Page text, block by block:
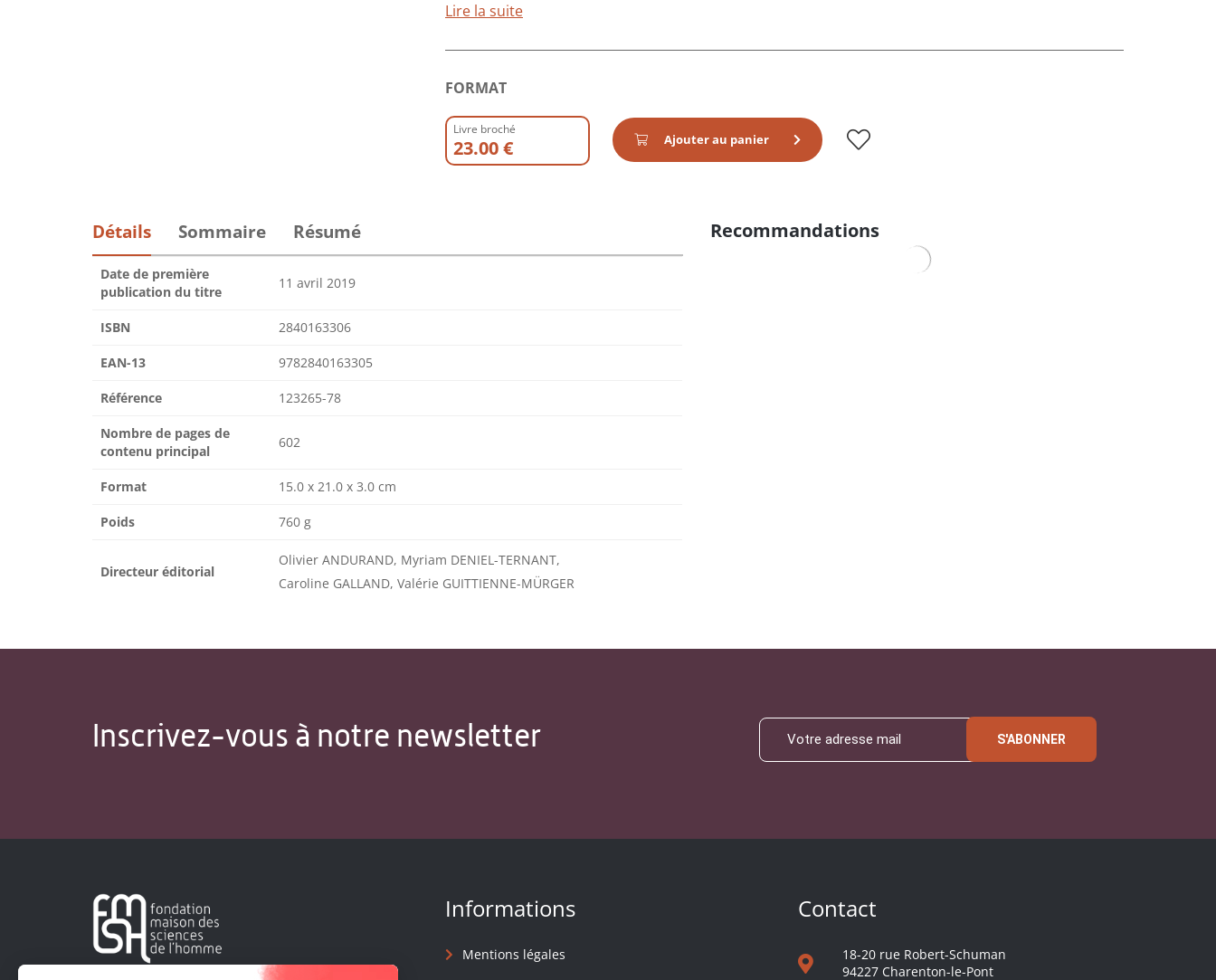
Lire la suite
FORMAT
Livre broché
23.00 € Ajouter au panier
Détails Sommaire Résumé
Date de première
publication du titre
11 avril 2019
ISBN 2840163306
EAN-13 9782840163305
Référence 123265-78
Nombre de pages de
contenu principal
602
Format 15.0 x 21.0 x 3.0 cm
Poids 760 g
Directeur éditorial
Olivier ANDURAND, Myriam DENIEL-TERNANT,
Caroline GALLAND, Valérie GUITTIENNE-MÜRGER
Recommandations
Inscrivez-vous à notre newsletter S'ABONNER
Informations
Mentions légales
Contact
18-20 rue Robert-Schuman
94227 Charenton-le-Pont